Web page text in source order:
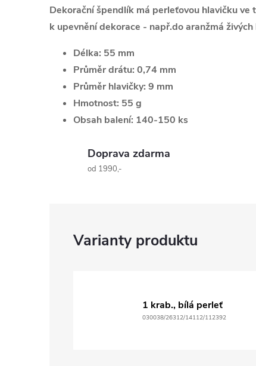
Dekorační špendlík má perleťovou hlavičku ve
k upevnění dekorace - např.do aranžmá živých
Délka: 55 mm
Průměr drátu: 0,74 mm
Průměr hlavičky: 9 mm
Hmotnost: 55 g
Obsah balení: 140-150 ks
Doprava zdarma
od 1990,-
1 krab., bílá perleť
030038/26312/14112/112392